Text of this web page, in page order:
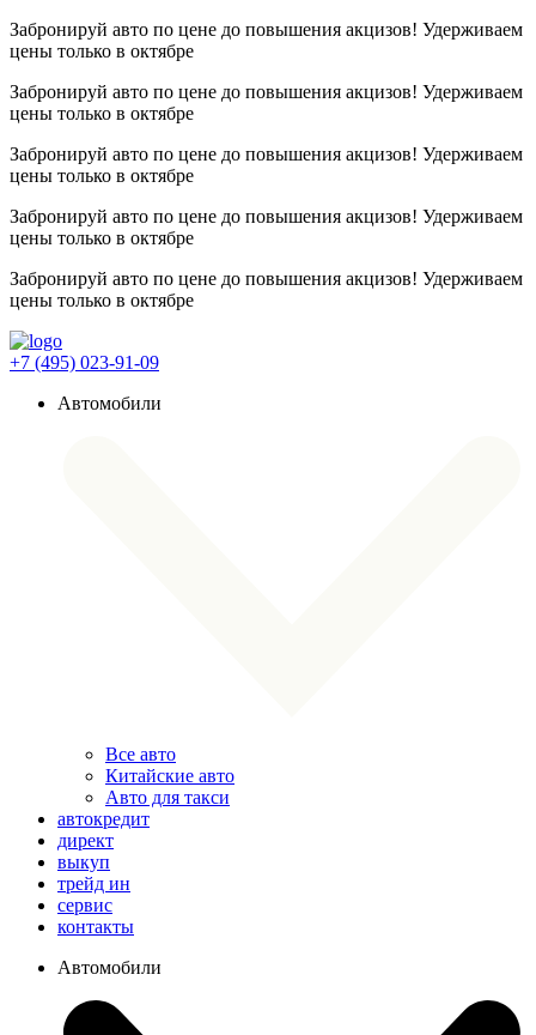
Забронируй авто по цене до повышения акцизов! Удерживаем
цены только в октябре
Забронируй авто по цене до повышения акцизов! Удерживаем
цены только в октябре
Забронируй авто по цене до повышения акцизов! Удерживаем
цены только в октябре
Забронируй авто по цене до повышения акцизов! Удерживаем
цены только в октябре
Забронируй авто по цене до повышения акцизов! Удерживаем
цены только в октябре
+7 (495) 023-91-09
Автомобили
Все авто
Китайские авто
Авто для такси
автокредит
директ
выкуп
трейд ин
сервис
контакты
Автомобили